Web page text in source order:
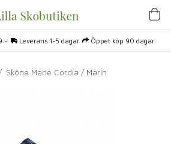
Leverans 1-5 dagar Öppet köp 90 dagar
/ Sköna Marie Cordia / Marin